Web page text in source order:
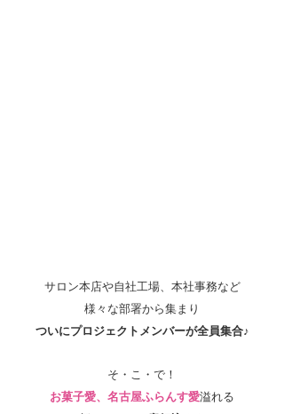
サロン本店や自社工場、本社事務など
様々な部署から集まり
ついにプロジェクトメンバーが全員集合♪
そ・こ・で！
お菓子愛、名古屋ふらんす愛溢れる